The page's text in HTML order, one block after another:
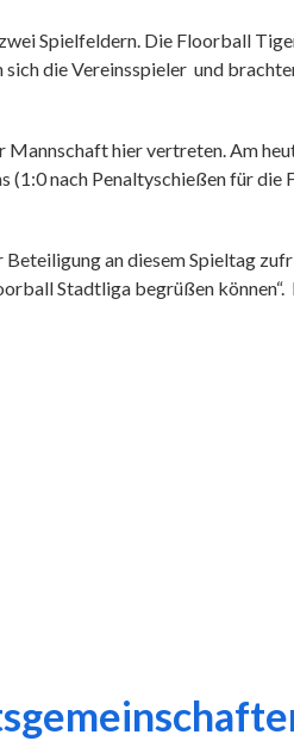
Spielfeldern. Die Floorball
die Vereinsspieler und
hier vertreten. Am
(1:0 nach Penaltyschießen für
an diesem Spieltag
Stadtliga begrüßen können“.